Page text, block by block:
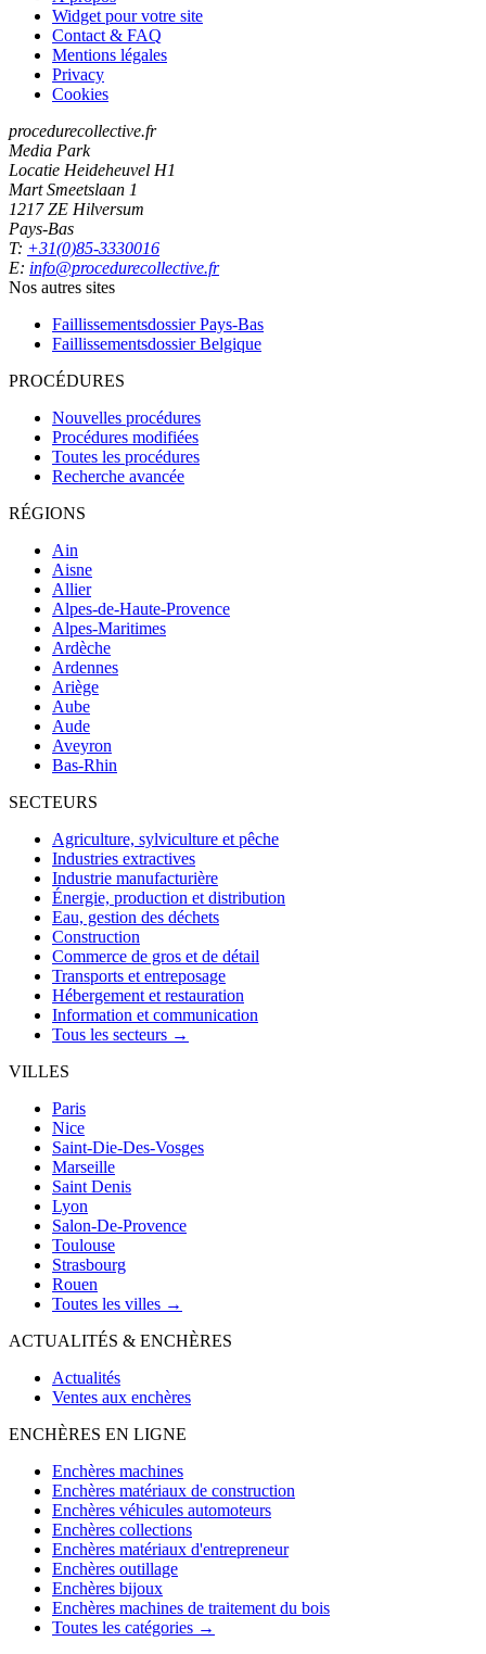
Widget pour votre site
Contact & FAQ
Mentions légales
Privacy
Cookies
procedurecollective.fr
Media Park
Locatie Heideheuvel H1
Mart Smeetslaan 1
1217 ZE Hilversum
Pays-Bas
T: +31(0)85-3330016
E: info@procedurecollective.fr
Nos autres sites
Faillissementsdossier Pays-Bas
Faillissementsdossier Belgique
PROCÉDURES
Nouvelles procédures
Procédures modifiées
Toutes les procédures
Recherche avancée
RÉGIONS
Ain
Aisne
Allier
Alpes-de-Haute-Provence
Alpes-Maritimes
Ardèche
Ardennes
Ariège
Aube
Aude
Aveyron
Bas-Rhin
SECTEURS
Agriculture, sylviculture et pêche
Industries extractives
Industrie manufacturière
Énergie, production et distribution
Eau, gestion des déchets
Construction
Commerce de gros et de détail
Transports et entreposage
Hébergement et restauration
Information et communication
Tous les secteurs →
VILLES
Paris
Nice
Saint-Die-Des-Vosges
Marseille
Saint Denis
Lyon
Salon-De-Provence
Toulouse
Strasbourg
Rouen
Toutes les villes →
ACTUALITÉS & ENCHÈRES
Actualités
Ventes aux enchères
ENCHÈRES EN LIGNE
Enchères machines
Enchères matériaux de construction
Enchères véhicules automoteurs
Enchères collections
Enchères matériaux d'entrepreneur
Enchères outillage
Enchères bijoux
Enchères machines de traitement du bois
Toutes les catégories →